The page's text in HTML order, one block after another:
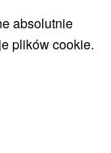
absolutnie
plików cookie.